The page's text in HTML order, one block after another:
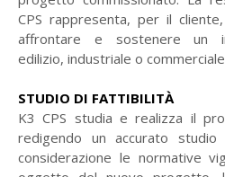
CPS rappresenta, per il
affrontare e sostenere un
edilizio, industriale o
STUDIO DI FATTIBILITÀ
K3 CPS studia e realizza il
redigendo un accurato
considerazione le normative